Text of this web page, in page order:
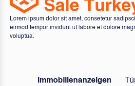
Lorem ipsum dolor sit amet, consetetur
eirmod tempor invidunt ut labore et dolore
voluptua.
Immobilienanzeigen